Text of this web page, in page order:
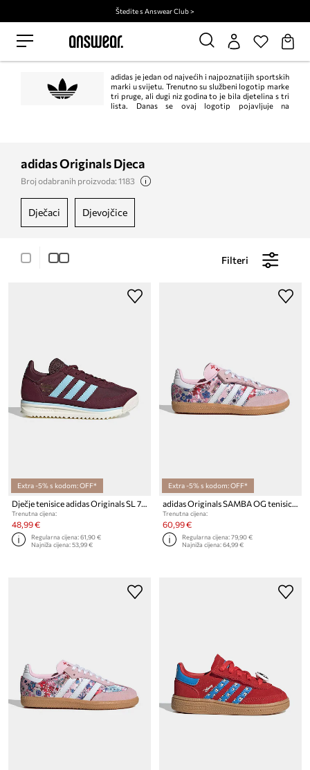
Štedite s Answear Club >
adidas je jedan od najvećih i najpoznatijih sportskih
marki u svijetu. Trenutno su službeni logotip marke
tri pruge, ali dugi niz godina to je bila djetelina s tri
lista. Danas se ovaj logotip pojavljuje na
adidas Originals Djeca
Broj odabranih proizvoda: 1183
dječaci djevojčice
Filteri
Extra -5% s kodom: OFF*
Dječje tenisice adidas Originals SL 72 RS
Trenutna cijena:
48,99 €
Regularna cijena:61,90 €
Najniža cijena:53,99 €
Extra -5% s kodom: OFF*
adidas Originals SAMBA OG tenisice za djecu
Trenutna cijena:
60,99 €
Regularna cijena:79,90 €
Najniža cijena:64,99 €